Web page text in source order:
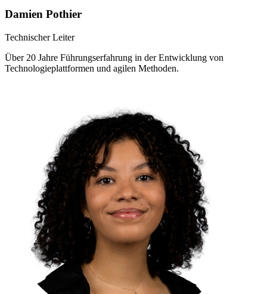
Damien Pothier
Technischer Leiter
Über 20 Jahre Führungserfahrung in der Entwicklung von
Technologieplattformen und agilen Methoden.